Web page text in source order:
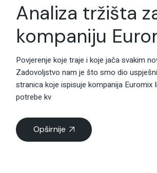
Analiza tržišta
kompaniju
Povjerenje koje traje i koje jača svakim
Zadovoljstvo nam je što smo dio
stranica koje ispisuje kompanija Euromix
potrebe kv
Opširnije